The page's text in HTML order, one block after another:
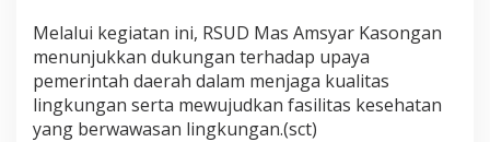
Melalui kegiatan ini, RSUD Mas Amsyar Kasongan
menunjukkan dukungan terhadap upaya
pemerintah daerah dalam menjaga kualitas
lingkungan serta mewujudkan fasilitas kesehatan
yang berwawasan lingkungan.(sct)